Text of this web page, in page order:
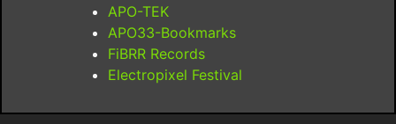
APO-TEK
APO33-Bookmarks
FiBRR Records
Electropixel Festival